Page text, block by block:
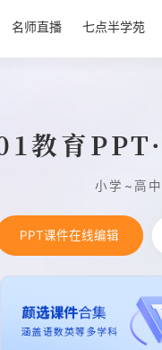
名师直播 七点半学苑
教育
小学~高
PPT课件在线编辑